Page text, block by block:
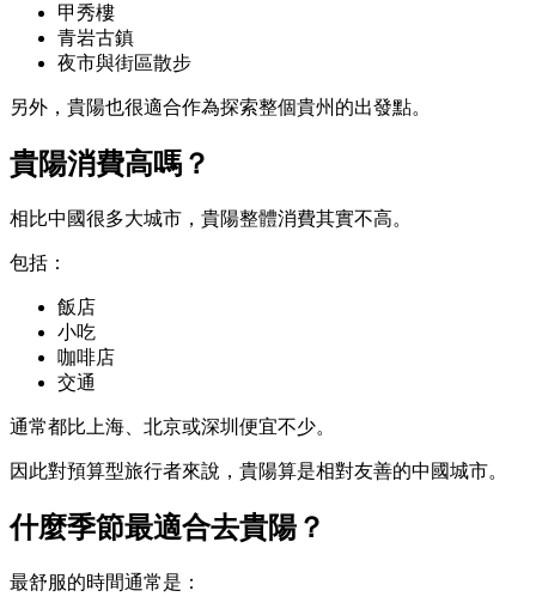
甲秀樓
青岩古鎮
夜市與街區散步
另外，貴陽也很適合作為探索整個貴州的出發點。
貴陽消費高嗎？
相比中國很多大城市，貴陽整體消費其實不高。
包括：
飯店
小吃
咖啡店
交通
通常都比上海、北京或深圳便宜不少。
因此對預算型旅行者來說，貴陽算是相對友善的中國城市。
什麼季節最適合去貴陽？
最舒服的時間通常是：